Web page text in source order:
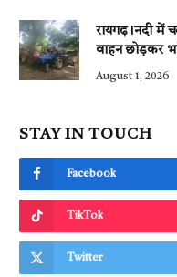
रायगढ़।नदी में
वाहन छोड़कर
August 1, 2026
STAY IN TOUCH
Facebook
TikTok
Twitter